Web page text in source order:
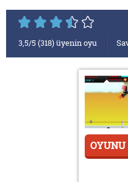
3,5/5(318) üyenin oyu